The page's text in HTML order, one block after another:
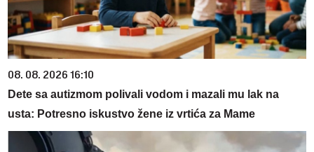
08. 08. 2026 16:10
Dete sa autizmom polivali vodom i mazali mu lak na
usta: Potresno iskustvo žene iz vrtića za Mame